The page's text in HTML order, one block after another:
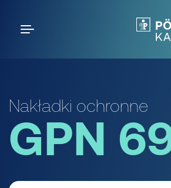
Nakładki ochronne
GPN